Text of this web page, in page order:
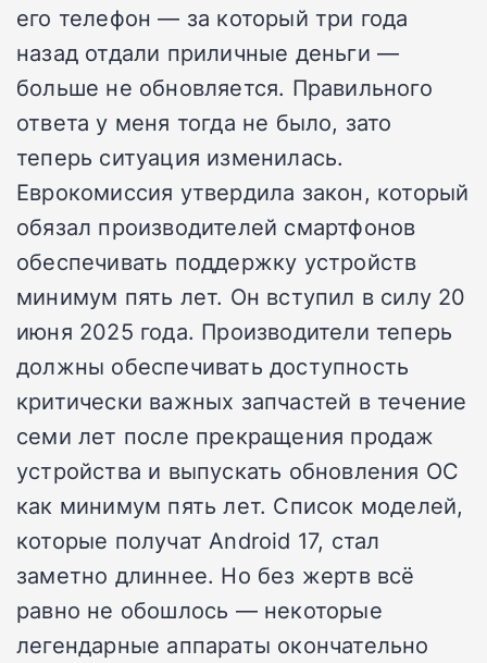
его телефон — за который три года
назад отдали приличные деньги —
больше не обновляется. Правильного
ответа у меня тогда не было, зато
теперь ситуация изменилась.
Еврокомиссия утвердила закон, который
обязал производителей смартфонов
обеспечивать поддержку устройств
минимум пять лет. Он вступил в силу 20
июня 2025 года. Производители теперь
должны обеспечивать доступность
критически важных запчастей в течение
семи лет после прекращения продаж
устройства и выпускать обновления ОС
как минимум пять лет. Список моделей,
которые получат Android 17, стал
заметно длиннее. Но без жертв всё
равно не обошлось — некоторые
легендарные аппараты окончательно